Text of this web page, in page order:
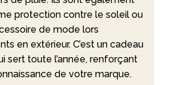
protection contre le soleil ou
de mode lors
en extérieur. C’est un cadeau
sert toute l’année, renforçant
de votre marque.